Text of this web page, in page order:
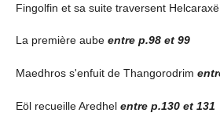
Fingolfin et sa suite traversent Helcaraxë
La première aube entre p.98 et 99
Maedhros s'enfuit de Thangorodrim
Eöl recueille Aredhel entre p.130 et 131